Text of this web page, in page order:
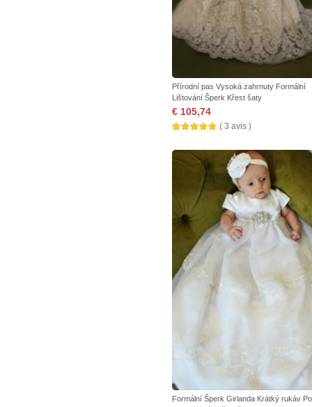
Přírodní pas Vysoká zahrnuty Formální
Lištování Šperk Křest šaty
€ 105,74
( 3 avis )
Formální Šperk Girlanda Krátký rukáv